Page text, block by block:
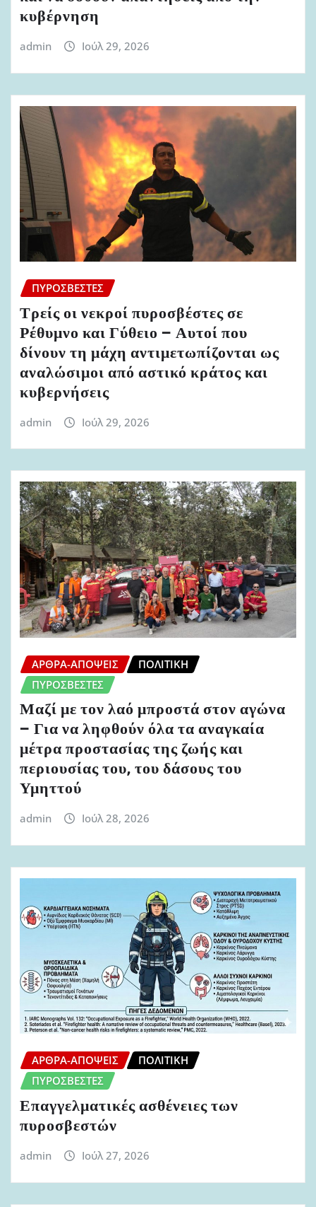
κυβέρνηση
admin Ιούλ 29, 2026
ΠΥΡΟΣΒΈΣΤΕΣ
Τρείς οι νεκροί πυροσβέστες σε
Ρέθυμνο και Γύθειο – Αυτοί που
δίνουν τη μάχη αντιμετωπίζονται ως
αναλώσιμοι από αστικό κράτος και
κυβερνήσεις
admin Ιούλ 29, 2026
ΆΡΘΡΑ-ΑΠΌΨΕΙΣ
ΠΟΛΙΤΙΚΉ
ΠΥΡΟΣΒΈΣΤΕΣ
Μαζί με τον λαό μπροστά στον αγώνα
– Για να ληφθούν όλα τα αναγκαία
μέτρα προστασίας της ζωής και
περιουσίας του, του δάσους του
Υμηττού
admin Ιούλ 28, 2026
ΆΡΘΡΑ-ΑΠΌΨΕΙΣ
ΠΟΛΙΤΙΚΉ
ΠΥΡΟΣΒΈΣΤΕΣ
Επαγγελματικές ασθένειες των
πυροσβεστών
admin Ιούλ 27, 2026